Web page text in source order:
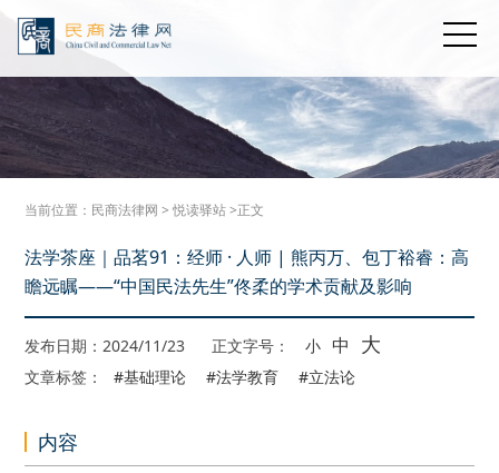
当前位置： 民商法律网 >悦读驿站>正文
法学茶座｜品茗91：经师 · 人师 | 熊丙万、包丁裕睿：高
瞻远瞩——“中国民法先生”佟柔的学术贡献及影响
发布日期：2024/11/23 正文字号： 小 中 大
文章标签： #基础理论 #法学教育 #立法论
内容